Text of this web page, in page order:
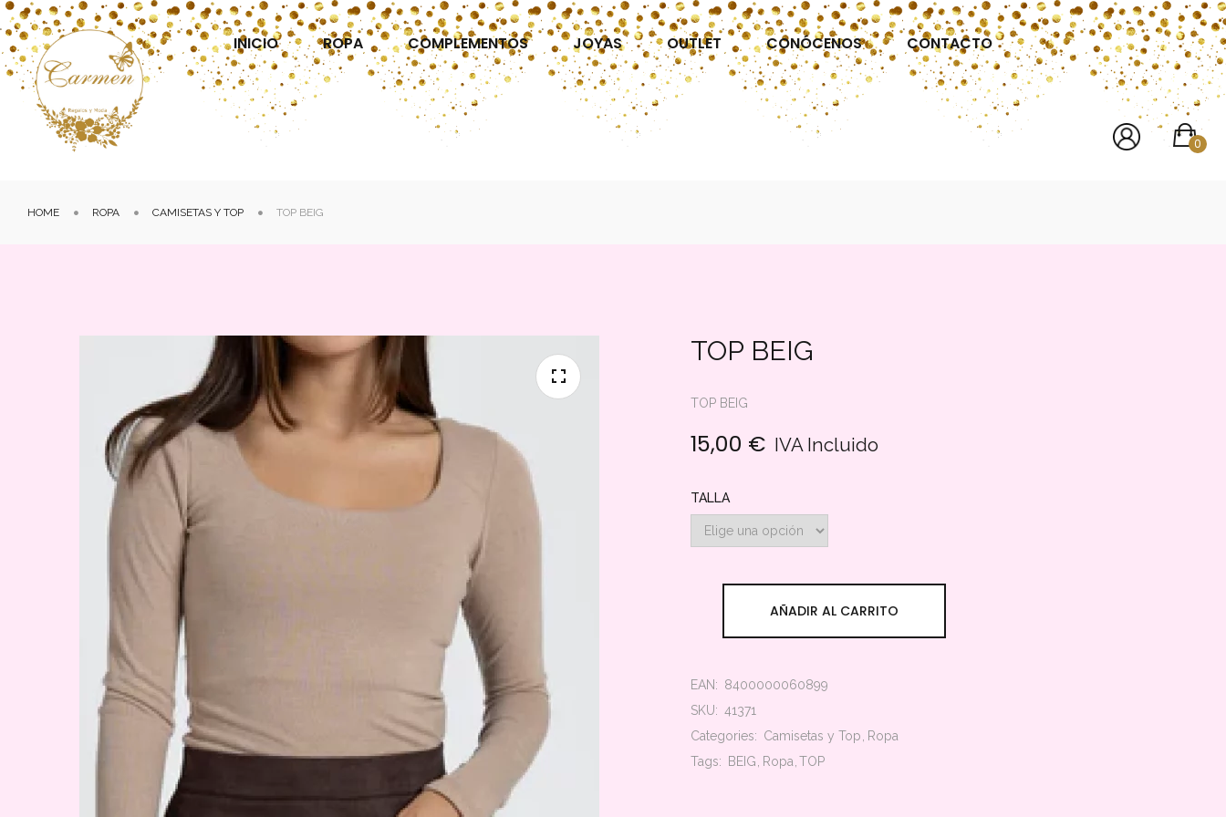
INICIO ROPA COMPLEMENTOS JOYAS OUTLET CONÓCENOS CONTACTO
0
HOME ROPA CAMISETAS Y TOP TOP BEIG
TOP BEIG
TOP BEIG
15,00 € IVA Incluido
TALLA
AÑADIR AL CARRITO
EAN: 8400000060899
SKU: 41371
Categories: Camisetas y Top
Ropa
Tags:
BEIG Ropa TOP